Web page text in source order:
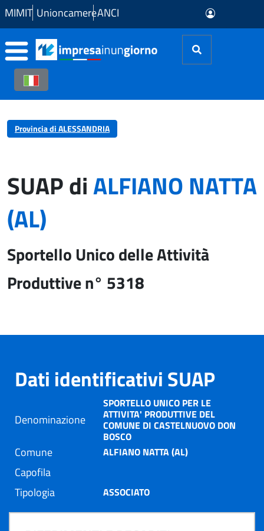
Skip to Main Content
MIMIT UnioncamereANCI
Provincia di ALESSANDRIA
SUAP diALFIANO NATTA
(AL)
Sportello Unico delle Attività
Produttive n° 5318
Dati identificativi SUAP
Denominazione
SPORTELLO UNICO PER LE
ATTIVITA' PRODUTTIVE DEL
COMUNE DI CASTELNUOVO DON
BOSCO
Comune ALFIANO NATTA (AL)
Capofila
Tipologia
ASSOCIATO